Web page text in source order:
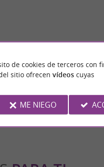
La Torre de los Cordeliers de Pamiers,
histórico en 1921, es un testigo importante de
13,3 km - Pamiers
de cookies de terceros con
sitio ofrecen vídeoscuyas
ME NIEGO